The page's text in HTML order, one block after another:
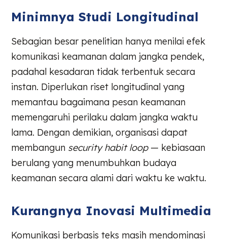
Minimnya Studi Longitudinal
Sebagian besar penelitian hanya menilai efek
komunikasi keamanan dalam jangka pendek,
padahal kesadaran tidak terbentuk secara
instan. Diperlukan riset longitudinal yang
memantau bagaimana pesan keamanan
memengaruhi perilaku dalam jangka waktu
lama. Dengan demikian, organisasi dapat
membangun security habit loop— kebiasaan
berulang yang menumbuhkan budaya
keamanan secara alami dari waktu ke waktu.
Kurangnya Inovasi Multimedia
Komunikasi berbasis teks masih mendominasi